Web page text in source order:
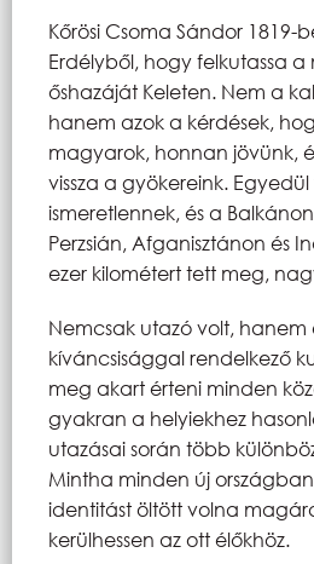
Kőrösi Csoma Sándor 1819-
Erdélyből, hogy felkutassa
őshazáját Keleten. Nem a
hanem azok a kérdések,
magyarok, honnan jövünk,
vissza a gyökereink.
ismeretlennek, és a
Perzsián, Afganisztánon és
ezer kilométert tett meg,
Nemcsak utazó volt, hanem
kíváncsisággal rendelkező
meg akart érteni minden
gyakran a helyiekhez
utazásai során több
Mintha minden új
identitást öltött volna
kerülhessen az ott élőkhöz.